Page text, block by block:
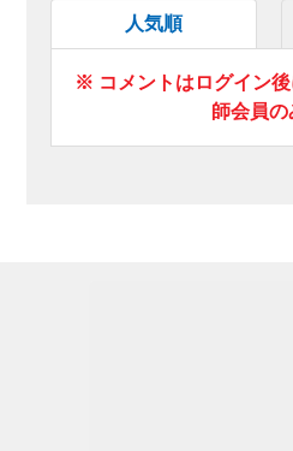
人気順
※ コメントはログイン
師会員の